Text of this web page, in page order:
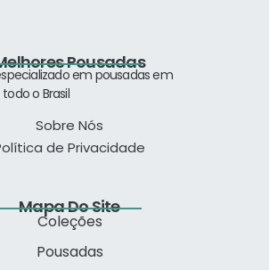
Pousadas
em pousadas em
todo o Brasil
Sobre Nós
de Privacidade
Mapa Do Site
Coleções
Pousadas